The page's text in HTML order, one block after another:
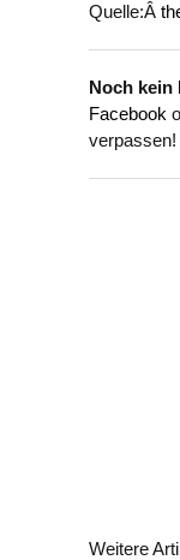
Quelle:Â
Noch kein
Facebook
Weitere